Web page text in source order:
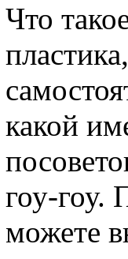
Что
какой
гоу-гоу.
можете